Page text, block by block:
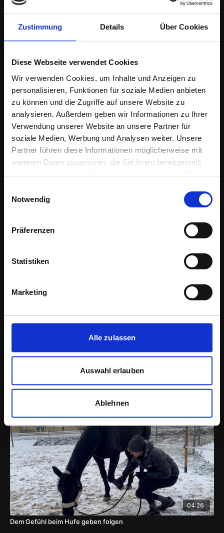
Zustimmung Details Über Cookies
Diese Webseite verwendet Cookies
Wir verwenden Cookies, um Inhalte und Anzeigen zu
personalisieren, Funktionen für soziale Medien anbieten
zu können und die Zugriffe auf unsere Website zu
analysieren. Außerdem geben wir Informationen zu Ihrer
Verwendung unserer Website an unsere Partner für
soziale Medien, Werbung und Analysen weiter. Unsere
Partner führen diese Informationen möglicherweise mit
weiteren Daten zusammen, die Sie ihnen bereitgestellt
haben oder die sie im Rahmen Ihrer Nutzung der Dienste
Notwendig
Präferenzen
Statistiken
Marketing
Alle zulassen
Auswahl erlauben
Ablehnen
Gangart gelingen.
Ein Körpergefühl für die HH im Raum entwickeln - dem Gefühl am
Seil in der Bewegung folgen
16:48
Seitwärts über eine Stange weichen
04:26
Dem Gefühl beim Hufe geben folgen